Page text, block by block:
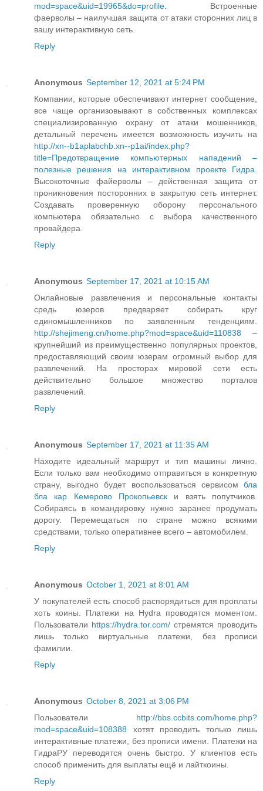
mod=space&uid=19965&do=profile. Встроенные
фаерволы – наилучшая защита от атаки сторонних лиц в
вашу интерактивную сеть.
Reply
Anonymous September 12, 2021 at 5:24 PM
Компании, которые обеспечивают интернет сообщение,
все чаще организовывают в собственных комплексах
специализированную охрану от атаки мошенников,
детальный перечень имеется возможность изучить на
http://xn--b1aplabchb.xn--p1ai/index.php?
title=Предотвращение компьютерных нападений –
полезные решения на интерактивном проекте Гидра.
Высокоточные файерволы – действенная защита от
проникновения посторонних в закрытую сеть интернет.
Создавать проверенную оборону персонального
компьютера обязательно с выбора качественного
провайдера.
Reply
Anonymous September 17, 2021 at 10:15 AM
Онлайновые развлечения и персональные контакты
средь юзеров предваряет собирать круг
единомышленников по заявленным тенденциям.
http://shejimeng.cn/home.php?mod=space&uid=110838 –
крупнейший из преимущественно популярных проектов,
предоставляющий своим юзерам огромный выбор для
развлечений. На просторах мировой сети есть
действительно большое множество порталов
развлечений.
Reply
Anonymous September 17, 2021 at 11:35 AM
Находите идеальный маршрут и тип машины лично.
Если только вам необходимо отправиться в конкретную
страну, выгодно будет воспользоваться сервисом бла
бла кар Кемерово Прокопьевск и взять попутчиков.
Собираясь в командировку нужно заранее продумать
дорогу. Перемещаться по стране можно всякими
средствами, только оперативнее всего – автомобилем.
Reply
Anonymous October 1, 2021 at 8:01 AM
У покупателей есть способ распорядиться для проплаты
хоть коины. Платежи на Hydra проводятся моментом.
Пользователи https://hydra.tor.com/ стремятся проводить
лишь только виртуальные платежи, без прописи
фамилии.
Reply
Anonymous October 8, 2021 at 3:06 PM
Пользователи http://bbs.ccbits.com/home.php?
mod=space&uid=108388 хотят проводить только лишь
интерактивные платежи, без прописи имени. Платежи на
ГидраРУ переводятся очень быстро. У клиентов есть
способ применить для выплаты ещё и лайткоины.
Reply